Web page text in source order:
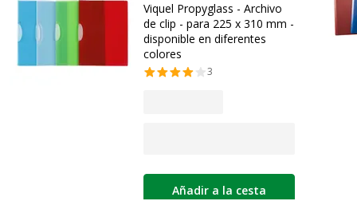
Viquel Propyglass - Archivo
de clip - para 225 x 310 mm -
disponible en diferentes
colores
3
Añadir a la cesta